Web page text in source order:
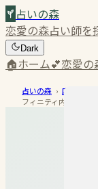
占いの森
恋愛の森占い師を
Dark
🏠ホーム💕恋愛の
占いの森 › 店舗を探す
フィニティ内)